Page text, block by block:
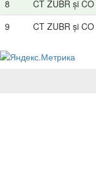
8
CT ZUBR și CO
9
CT ZUBR și CO